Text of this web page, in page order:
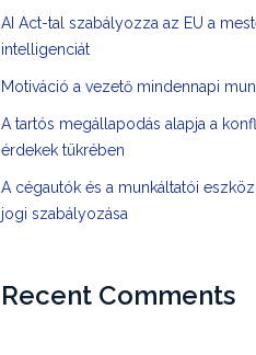
AI Act-tal szabályozza az EU a
intelligenciát
Motiváció a vezető mindennapi
A tartós megállapodás alapja a
érdekek tükrében
A cégautók és a munkáltatói
jogi szabályozása
Recent Comments